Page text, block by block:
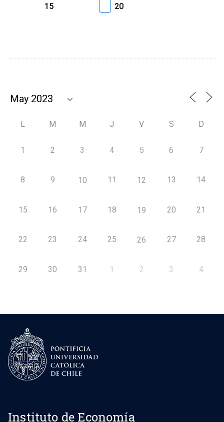
15
20
L M M J V S D
1 2 3 4 5 6 7
8 9 10 11 12 13 14
15 16 17 18 19 20 21
22 23 24 25 26 27 28
29 30 31 1 2 3 4
Instituto de Economía